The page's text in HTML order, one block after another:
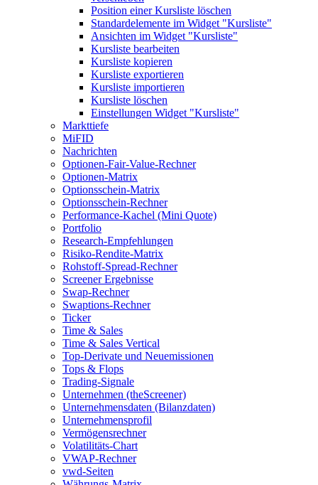
Position einer Kursliste löschen
Standardelemente im Widget "Kursliste"
Ansichten im Widget "Kursliste"
Kursliste bearbeiten
Kursliste kopieren
Kursliste exportieren
Kursliste importieren
Kursliste löschen
Einstellungen Widget "Kursliste"
Markttiefe
MiFID
Nachrichten
Optionen-Fair-Value-Rechner
Optionen-Matrix
Optionsschein-Matrix
Optionsschein-Rechner
Performance-Kachel (Mini Quote)
Portfolio
Research-Empfehlungen
Risiko-Rendite-Matrix
Rohstoff-Spread-Rechner
Screener Ergebnisse
Swap-Rechner
Swaptions-Rechner
Ticker
Time & Sales
Time & Sales Vertical
Top-Derivate und Neuemissionen
Tops & Flops
Trading-Signale
Unternehmen (theScreener)
Unternehmensdaten (Bilanzdaten)
Unternehmensprofil
Vermögensrechner
Volatilitäts-Chart
VWAP-Rechner
vwd-Seiten